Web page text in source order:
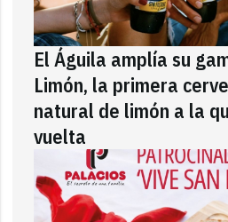
El Águila amplía su
Limón, la primera
natural de limón a la
vuelta